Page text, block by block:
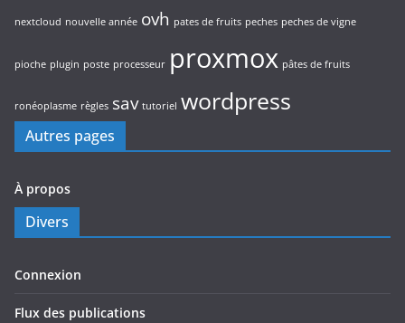
nextcloud nouvelle année ovh pates de fruits peches peches de vigne
pioche plugin poste processeur proxmox pâtes de fruits
ronéoplasme règles sav tutoriel wordpress
Autres pages
À propos
Divers
Connexion
Flux des publications